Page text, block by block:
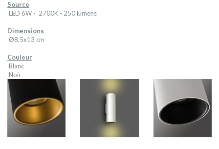
Source
LED 6W - 2700K - 250 lumens
Dimensions
Ø8,5x13 cm
Couleur
Blanc
Noir